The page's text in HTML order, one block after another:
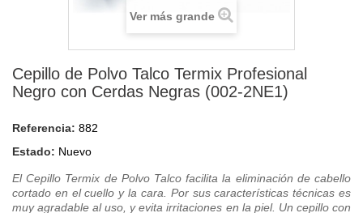
Ver más grande
Cepillo de Polvo Talco Termix Profesional
Negro con Cerdas Negras (002-2NE1)
Referencia: 882
Estado: Nuevo
El Cepillo Termix de Polvo Talco facilita la eliminación de cabello
cortado en el cuello y la cara. Por sus características técnicas es
muy agradable al uso, y evita irritaciones en la piel. Un cepillo con